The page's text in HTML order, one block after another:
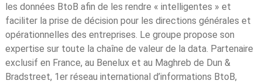
les données BtoB afin de les rendre « intelligentes » et
faciliter la prise de décision pour les directions générales et
opérationnelles des entreprises. Le groupe propose son
expertise sur toute la chaîne de valeur de la data. Partenaire
exclusif en France, au Benelux et au Maghreb de Dun &
Bradstreet, 1er réseau international d’informations BtoB,